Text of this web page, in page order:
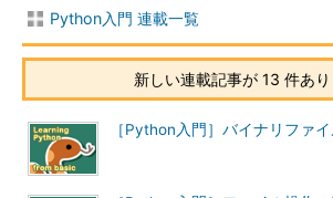
Python入門 連載一覧
新しい連載記事が 13 件あ
［Python入門］バイナリファ